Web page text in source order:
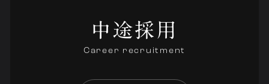
中途採用
Career recruitment